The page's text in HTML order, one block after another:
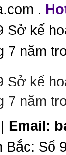
.
Sở kế
7 năm
Sở kế
7 năm
Email:
Bắc: